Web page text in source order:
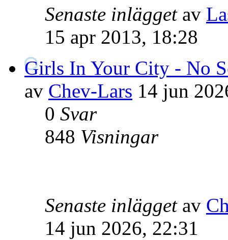
Senaste inlägget av
15 apr 2013, 18:28
Girls In Your City - No
av Chev-Lars 14 jun
0 Svar
848 Visningar
Senaste inlägget av
14 jun 2026, 22:31